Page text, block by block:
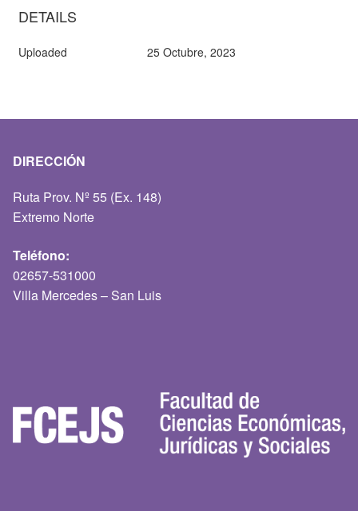
DETAILS
Uploaded 25 Octubre, 2023
DIRECCIÓN
Ruta Prov. Nº 55 (Ex. 148)
Extremo Norte
Teléfono:
02657-531000
Villa Mercedes – San Luis